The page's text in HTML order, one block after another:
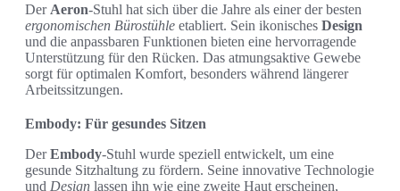
Der Aeron-Stuhl hat sich über die Jahre als einer der besten
ergonomischen Bürostühle etabliert. Sein ikonisches Design
und die anpassbaren Funktionen bieten eine hervorragende
Unterstützung für den Rücken. Das atmungsaktive Gewebe
sorgt für optimalen Komfort, besonders während längerer
Arbeitssitzungen.
Embody: Für gesundes Sitzen
DerEmbody-Stuhl wurde speziell entwickelt, um eine
gesunde Sitzhaltung zu fördern. Seine innovative Technologie
und Design lassen ihn wie eine zweite Haut erscheinen,